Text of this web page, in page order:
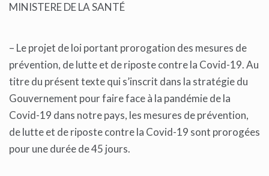
MINISTERE DE LA SANTÉ
– Le projet de loi portant prorogation des mesures de
prévention, de lutte et de riposte contre la Covid-19. Au
titre du présent texte qui s’inscrit dans la stratégie du
Gouvernement pour faire face à la pandémie de la
Covid-19 dans notre pays, les mesures de prévention,
de lutte et de riposte contre la Covid-19 sont prorogées
pour une durée de 45 jours.